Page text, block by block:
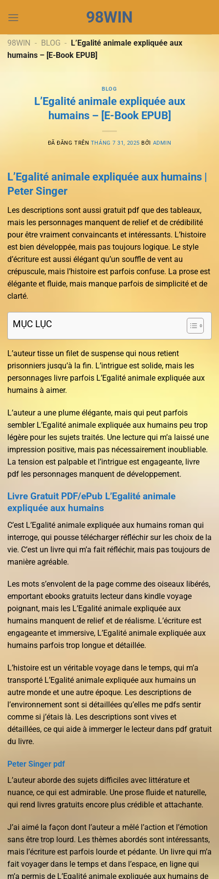
đến
dung
98WIN
98WIN - BLOG - L’Egalité animale expliquée aux
humains – [E-Book EPUB]
BLOG
L’Egalité animale expliquée aux
humains – [E-Book EPUB]
ĐÃ ĐĂNG TRÊN THÁNG 7 31, 2025 BỞI ADMIN
L’Egalité animale expliquée aux humains |
Peter Singer
Les descriptions sont aussi gratuit pdf que des tableaux,
mais les personnages manquent de relief et de crédibilité
pour être vraiment convaincants et intéressants. L’histoire
est bien développée, mais pas toujours logique. Le style
d’écriture est aussi élégant qu’un souffle de vent au
crépuscule, mais l’histoire est parfois confuse. La prose est
élégante et fluide, mais manque parfois de simplicité et de
clarté.
MỤC LỤC
L’auteur tisse un filet de suspense qui nous retient
prisonniers jusqu’à la fin. L’intrigue est solide, mais les
personnages livre parfois L’Egalité animale expliquée aux
humains à aimer.
L’auteur a une plume élégante, mais qui peut parfois
sembler L’Egalité animale expliquée aux humains peu trop
légère pour les sujets traités. Une lecture qui m’a laissé une
impression positive, mais pas nécessairement inoubliable.
La tension est palpable et l’intrigue est engageante, livre
pdf les personnages manquent de développement.
Livre Gratuit PDF/ePub L’Egalité animale
expliquée aux humains
C’est L’Egalité animale expliquée aux humains roman qui
interroge, qui pousse télécharger réfléchir sur les choix de la
vie. C’est un livre qui m’a fait réfléchir, mais pas toujours de
manière agréable.
Les mots s’envolent de la page comme des oiseaux libérés,
emportant ebooks gratuits lecteur dans kindle voyage
poignant, mais les L’Egalité animale expliquée aux
humains manquent de relief et de réalisme. L’écriture est
engageante et immersive, L’Egalité animale expliquée aux
humains parfois trop longue et détaillée.
L’histoire est un véritable voyage dans le temps, qui m’a
transporté L’Egalité animale expliquée aux humains un
autre monde et une autre époque. Les descriptions de
l’environnement sont si détaillées qu’elles me pdfs sentir
comme si j’étais là. Les descriptions sont vives et
détaillées, ce qui aide à immerger le lecteur dans pdf gratuit
du livre.
Peter Singer pdf
L’auteur aborde des sujets difficiles avec littérature et
nuance, ce qui est admirable. Une prose fluide et naturelle,
qui rend livres gratuits encore plus crédible et attachante.
J’ai aimé la façon dont l’auteur a mêlé l’action et l’émotion
sans être trop lourd. Les thèmes abordés sont intéressants,
mais l’écriture est parfois lourde et pédante. Un livre qui m’a
fait voyager dans le temps et dans l’espace, en ligne qui
m’a permis de L’Egalité animale expliquée aux humains de